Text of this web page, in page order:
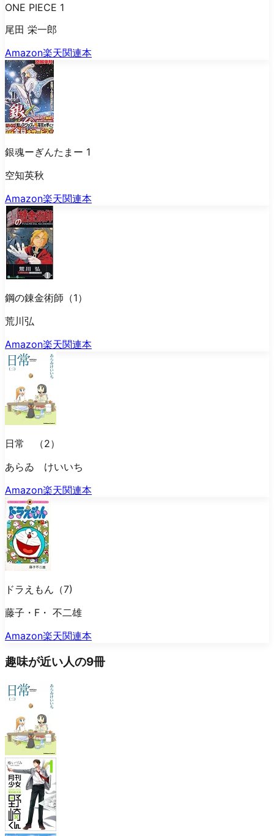
ONE PIECE 1
尾田 栄一郎
Amazon楽天関連本
銀魂ーぎんたまー 1
空知英秋
Amazon楽天関連本
鋼の錬金術師（1）
荒川弘
Amazon楽天関連本
日常 （2）
あらゐ けいいち
Amazon楽天関連本
ドラえもん（7)
藤子・F・ 不二雄
Amazon楽天関連本
趣味が近い人の9冊